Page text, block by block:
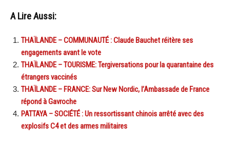
A Lire Aussi:
THAÏLANDE – COMMUNAUTÉ : Claude Bauchet réitère ses
engagements avant le vote
THAÏLANDE – TOURISME: Tergiversations pour la quarantaine des
étrangers vaccinés
THAÏLANDE – FRANCE: Sur New Nordic, l’Ambassade de France
répond à Gavroche
PATTAYA – SOCIÉTÉ : Un ressortissant chinois arrêté avec des
explosifs C4 et des armes militaires